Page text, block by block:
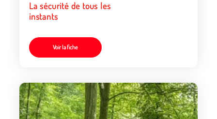
La sécurité de tous les
instants
Voir la fiche